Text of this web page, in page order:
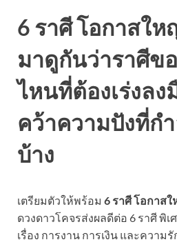
6 ราศี โอกาสใ
มาดูกันว่าราศีข
ไหนที่ต้องเร่งลง
คว้าความปังที่ก
บ้าง
เตรียมตัวให้พร้อม 6 ราศี โอกาส
ดวงดาวโคจรส่งผลดีต่อ 6 ราศี พิ
เรื่อง การงาน การเงิน และความ